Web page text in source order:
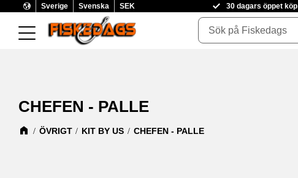
Sverige Svenska SEK 30 dagars öppet köp
CHEFEN - PALLE
ÖVRIGT KIT BY US CHEFEN - PALLE